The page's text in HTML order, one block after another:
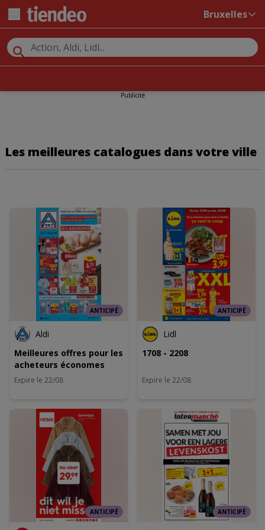
Bruxelles
Publicité
Les meilleures catalogues dans votre ville
ANTICIPÉ
Aldi
Meilleures offres pour les
acheteurs économes
Expire le 22/08
ANTICIPÉ
Lidl
1708 - 2208
Expire le 22/08
ANTICIPÉ ANTICIPÉ